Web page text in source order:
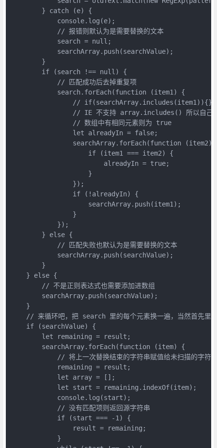
        } catch (e) {
            console.log(e);
            // 报错则默认为是需要替换的文本
            search = null;
            searchArray.push(searchValue);
        }
        if (search !== null) {
            // 匹配成功后去掉重复项
            search.forEach(function (item1) {
                // if(searchArray.includes(item1)){}
// IE 不支持 array.includes() 所以自己
                // 数组中有相同元素则为 true
                let alreadyIn = false;
searchArray.forEach(function (item2)
                    if (item1 === item2) {
                        alreadyIn = true;
                    }
                });
                if (!alreadyIn) {
                    searchArray.push(item1);
                }
            });
        } else {
            // 匹配失败也默认为是需要替换的文本
            searchArray.push(searchValue);
        }
    } else {
        // 不是正则表达式也需要添加进数组
        searchArray.push(searchValue);
    }
// 来循环吧，把 search 里的每个元素换一遍，当然首先里
    if (searchValue) {
        let remaining = result;
        searchArray.forEach(function (item) {
// 将上一次替换结束的字符串赋值给未扫描的字符
            remaining = result;
            let array = [];
            let start = remaining.indexOf(item);
            console.log(start);
            // 没有匹配项则返回源字符串
            if (start === -1) {
                result = remaining;
            }